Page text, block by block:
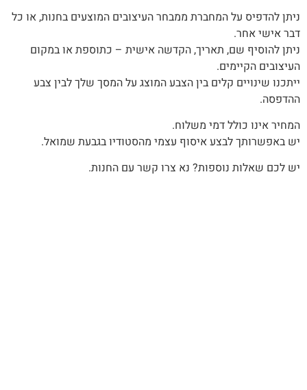
‬דבר‭ ‬אישי‭ ‬אחר‭.‬
ניתן‭ ‬להוסיף‭ ‬שם‭,‬ תאריך, ‬הקדשה‭ ‬אישית – כתוספת או במקום
העיצובים הקיימים.
‬ההדפסה‭.‬
המחיר‭ ‬אינו‭ ‬כולל‭ ‬דמי‭ ‬משלוח‭.‬
יש‭ ‬באפשרותך‭ ‬לבצע‭ ‬איסוף‭ ‬עצמי‭ ‬מהסטודיו‭ ‬בגבעת‭ ‬שמואל‭.‬
יש לכם שאלות נוספות? נא צרו קשר עם החנות.